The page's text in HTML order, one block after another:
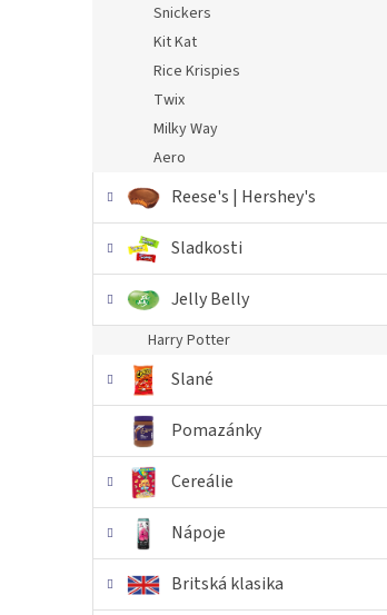
Snickers
Kit Kat
Rice Krispies
Twix
Milky Way
Aero
Reese's | Hershey's
Sladkosti
Jelly Belly
Harry Potter
Slané
Pomazánky
Cereálie
Nápoje
Britská klasika